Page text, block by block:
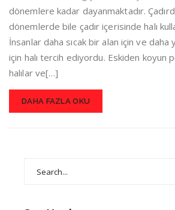
dönemlere kadar dayanmaktadır.
dönemlerde bile çadır içerisinde halı
İnsanlar daha sıcak bir alan için ve daha
için halı tercih ediyordu. Eskiden koyun
halılar ve[…]
DAHA FAZLA OKU